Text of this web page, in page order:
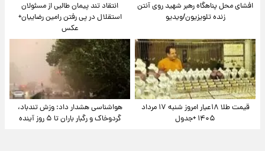
افشای محل پناهگاه‌ رهبر شهید روی آنتن
زنده تلویزیون/ویدیو
انتقاد تند پیمان طالبی از مسئولان
استقلال در پی رفتن رامین رضاییان+
عکس
قیمت طلا ۱۸عیار امروز شنبه ۱۷ مرداد
۱۴۰۵ +جدول
هواشناسی هشدار داد: وزش تندباد،
گردوخاک و رگبار باران تا ۵ روز آینده